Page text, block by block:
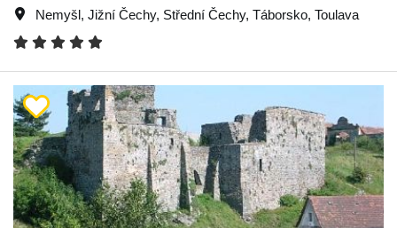
Nemyšl, Jižní Čechy, Střední Čechy, Táborsko, Toulava